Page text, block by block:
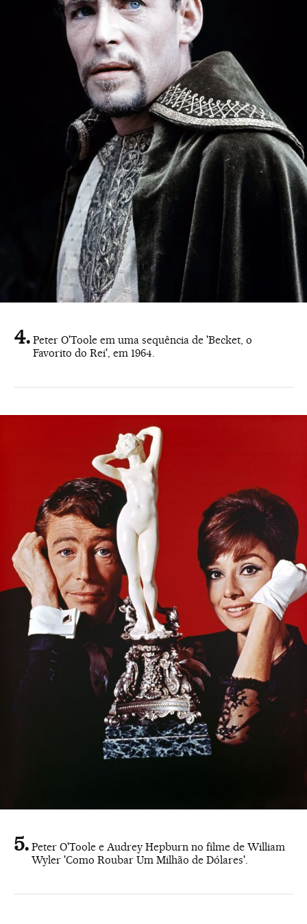
Peter O'Toole em uma sequência de 'Becket, o
Favorito do Rei', em 1964.
Peter O'Toole e Audrey Hepburn no filme de William
Wyler 'Como Roubar Um Milhão de Dólares'.